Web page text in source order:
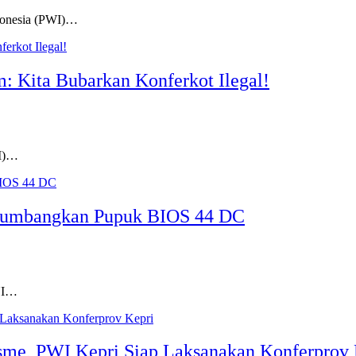
(PWI)…
Kita Bubarkan Konferkot Ilegal!
Pupuk BIOS 44 DC
PWI Kepri Siap Laksanakan